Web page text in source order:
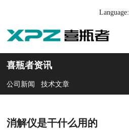
Language:
喜瓶者资讯
公司新闻 技术文章
消解仪是干什么用的